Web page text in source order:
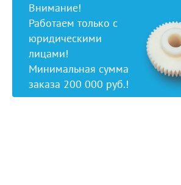
Внимание!
Работаем только с
юридическими
лицами!
Минимальная сумма
заказа 200 000 руб.!